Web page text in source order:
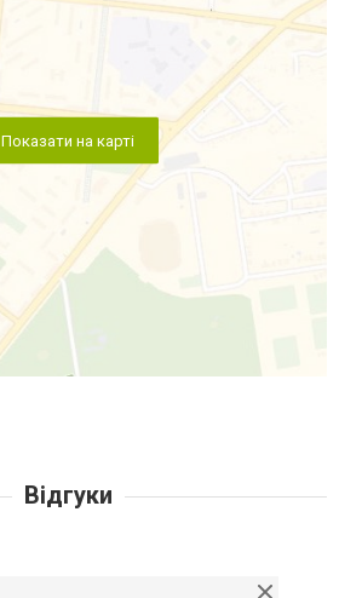
Показати на карті
Відгуки